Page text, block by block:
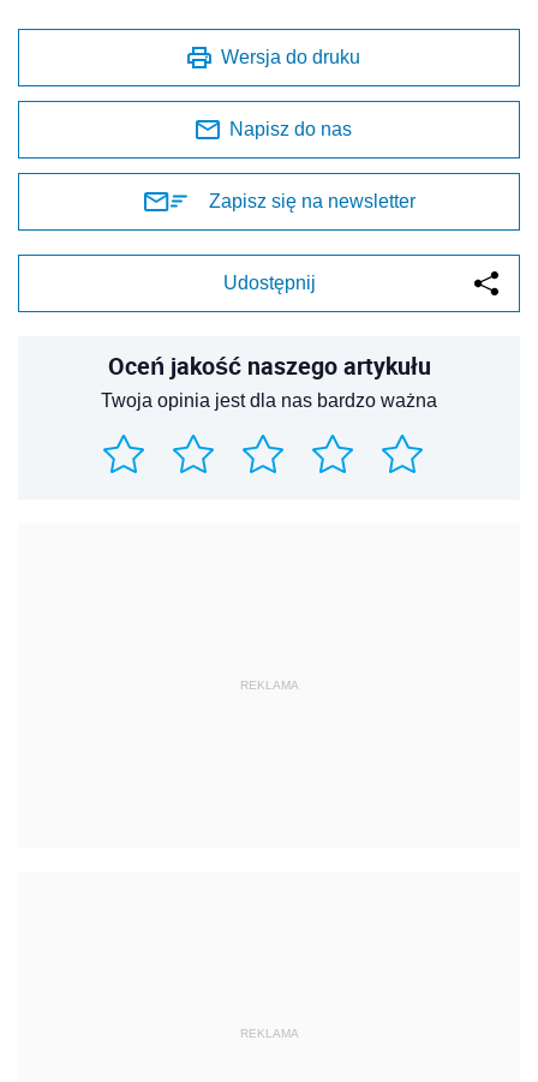
Wersja do druku
Napisz do nas
Zapisz się na newsletter
Udostępnij
Oceń jakość naszego artykułu
Twoja opinia jest dla nas bardzo ważna
REKLAMA
REKLAMA